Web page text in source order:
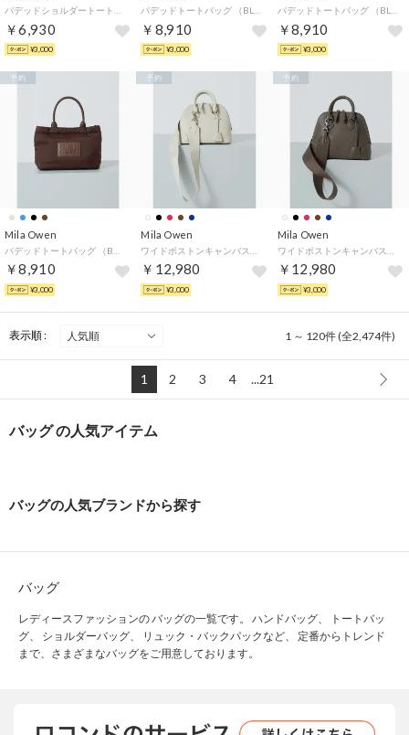
￥6,930
¥3,000
￥8,910
¥3,000
￥8,910
¥3,000
Mila Owen
￥8,910
予約
¥3,000
Mila Owen
￥12,980
予約
¥3,000
Mila Owen
￥12,980
予約
¥3,000
表示順 : 1 ～ 120件 (全2,474件)
1 2 3 4 ...21
バッグ の人気アイテム
バッグの人気ブランドから探す
バッグ
レディースファッションの バッグの一覧です。 ハンドバッグ、 トートバッ
グ、 ショルダーバッグ、 リュック・バックパックなど、 定番からトレンド
まで、さまざまなバッグをご用意しております。